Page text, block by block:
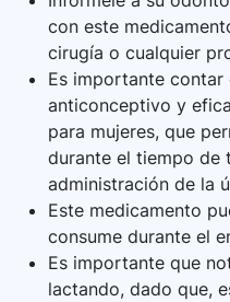
con este
cirugía o cualquier
Es importante contar
anticonceptivo y
para mujeres, que
durante el tiempo de
administración de la
Este medicamento
consume durante el
Es importante que
lactando, dado que,